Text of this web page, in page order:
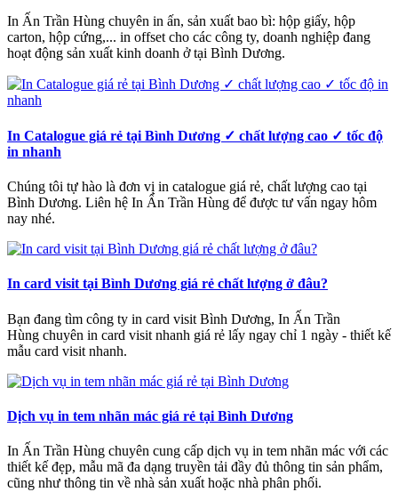
In Ấn Trần Hùng chuyên in ấn, sản xuất bao bì: hộp giấy, hộp
carton, hộp cứng,... in offset cho các công ty, doanh nghiệp đang
hoạt động sản xuất kinh doanh ở tại Bình Dương.
In Catalogue giá rẻ tại Bình Dương ✓ chất lượng cao ✓ tốc độ
in nhanh
Chúng tôi tự hào là đơn vị in catalogue giá rẻ, chất lượng cao tại
Bình Dương. Liên hệ In Ấn Trần Hùng để được tư vấn ngay hôm
nay nhé.
In card visit tại Bình Dương giá rẻ chất lượng ở đâu?
Bạn đang tìm công ty in card visit Bình Dương, In Ấn Trần
Hùng chuyên in card visit nhanh giá rẻ lấy ngay chỉ 1 ngày - thiết kế
mẫu card visit nhanh.
Dịch vụ in tem nhãn mác giá rẻ tại Bình Dương
In Ấn Trần Hùng chuyên cung cấp dịch vụ in tem nhãn mác với các
thiết kế đẹp, mẫu mã đa dạng truyền tải đầy đủ thông tin sản phẩm,
cũng như thông tin về nhà sản xuất hoặc nhà phân phối.